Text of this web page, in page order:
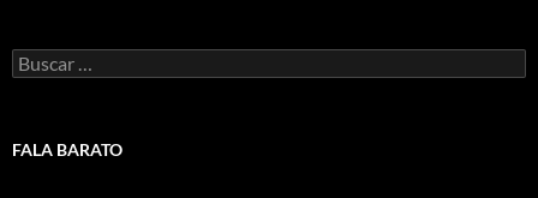
Buscar:
FALA BARATO